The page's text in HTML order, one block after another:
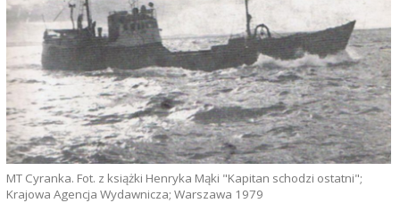
MT Cyranka. Fot. z książki Henryka Mąki "Kapitan schodzi ostatni";
Krajowa Agencja Wydawnicza; Warszawa 1979